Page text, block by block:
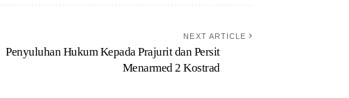
NEXT ARTICLE
Penyuluhan Hukum Kepada Prajurit dan Persit
Menarmed 2 Kostrad